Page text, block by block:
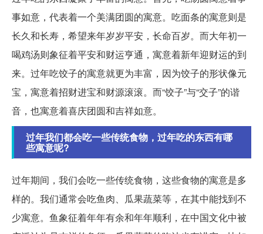
事如意，代表着一个美满团圆的寓意。吃面条的寓意则是
长久和长寿，希望来年岁岁平安，长命百岁。而大年初一
喝鸡汤则象征着平安和财运亨通，寓意着新年迎财运的到
来。过年吃饺子的寓意就更为丰富，因为饺子的形状像元
宝，寓意着招财进宝和财源滚滚。而“饺子”与“交子”的谐
音，也寓意着喜庆团圆和吉祥如意。
过年我们都会吃一些传统食物，过年吃的东西有哪
些寓意呢?
过年期间，我们会吃一些传统食物，这些食物的寓意是多
样的。我们通常会吃鱼肉、瓜果蔬菜等，在其中能找到不
少寓意。鱼象征着年年有余和年年顺利，在中国文化中被